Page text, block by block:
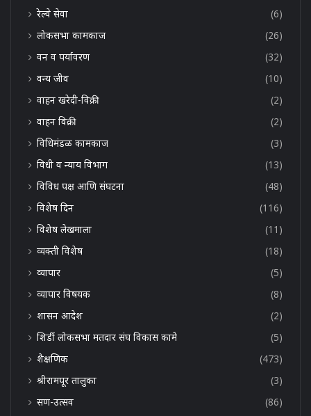
रेल्वे सेवा
(6)
लोकसभा कामकाज
(26)
वन व पर्यावरण
(32)
वन्य जीव
(10)
वाहन खरेदी-विक्री
(2)
वाहन विक्री
(2)
विधिमंडळ कामकाज
(3)
विधी व न्याय विभाग
(13)
विविध पक्ष आणि संघटना
(48)
विशेष दिन
(116)
विशेष लेखमाला
(11)
व्यक्ती विशेष
(18)
व्यापार
(5)
व्यापार विषयक
(8)
शासन आदेश
(2)
शिर्डी लोकसभा मतदार संघ विकास कामे
(5)
शैक्षणिक
(473)
श्रीरामपूर तालुका
(3)
सण-उत्सव
(86)